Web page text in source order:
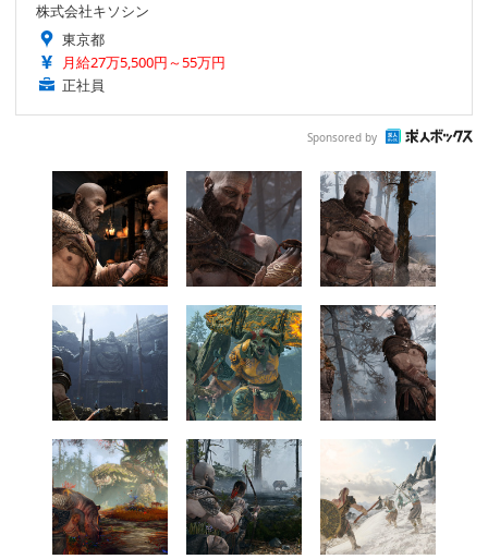
株式会社キソシン
東京都
月給27万5,500円～55万円
正社員
Sponsored by